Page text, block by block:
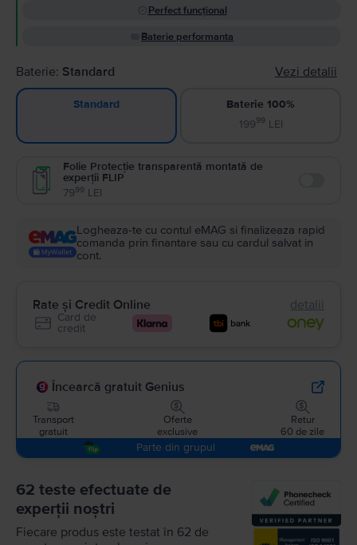
Perfect funcțional
Baterie performanta
Baterie: Standard Vezi detalii
Standard
Baterie 100%
19999LEI
Folie Protecție transparentă montată de
experții FLIP
7999 LEI
Logheaza-te cu contul eMAG si finalizeaza rapid
comanda prin finantare sau cu cardul salvat in
cont.
Rate și Credit Online detalii
Card de
credit
Încearcă gratuit Genius
Transport
gratuit
Oferte
exclusive
Retur
60 de zile
Parte din grupul
62 teste efectuate de
experții noștri
Fiecare produs este testat în 62 de